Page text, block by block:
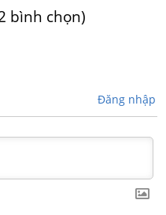
bình chọn)
Đăng nhập